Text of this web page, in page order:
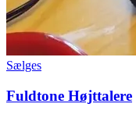
Sælges
Fuldtone Højttalere